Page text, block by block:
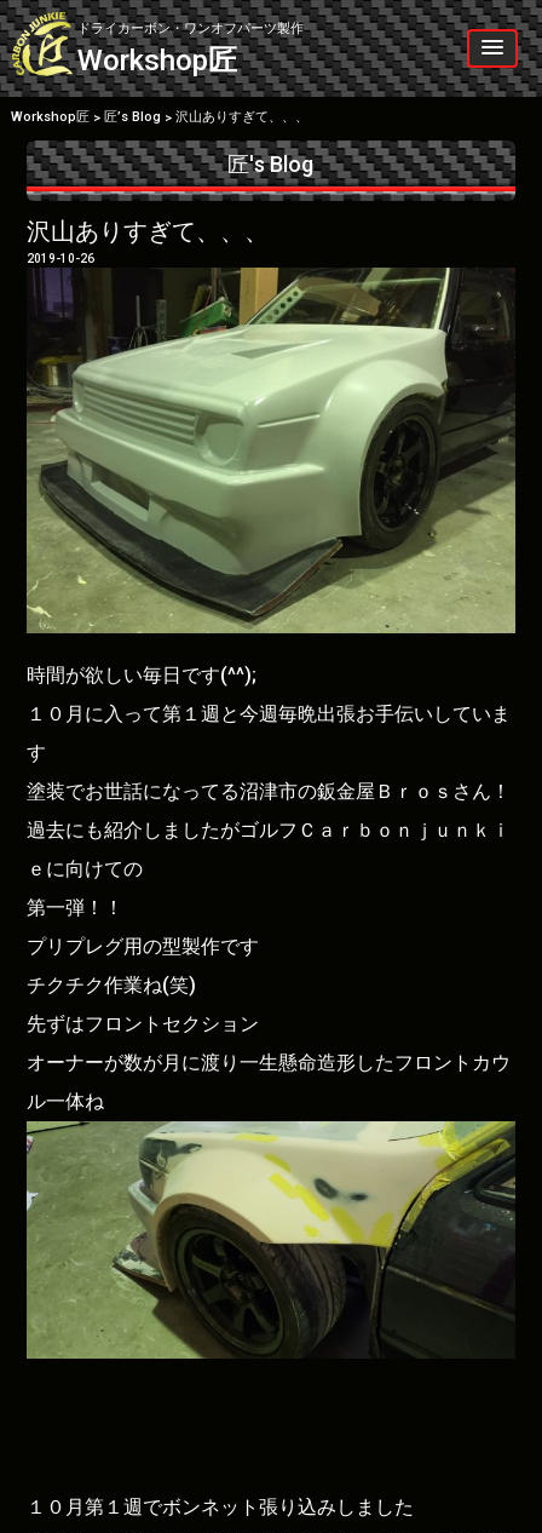
Skip
to
content
ドライカーボン・ワンオフパーツ製作
Workshop匠
Workshop匠> 匠’s Blog > 沢山ありすぎて、、、
匠's Blog
沢山ありすぎて、、、
2019-10-26
時間が欲しい毎日です(^^);
１０月に入って第１週と今週毎晩出張お手伝いしていま
す
塗装でお世話になってる沼津市の鈑金屋Ｂｒｏｓさん！
過去にも紹介しましたがゴルフＣａｒｂｏｎｊｕｎｋｉ
ｅに向けての
第一弾！！
プリプレグ用の型製作です
チクチク作業ね(笑)
先ずはフロントセクション
オーナーが数が月に渡り一生懸命造形したフロントカウ
ル一体ね
１０月第１週でボンネット張り込みしました